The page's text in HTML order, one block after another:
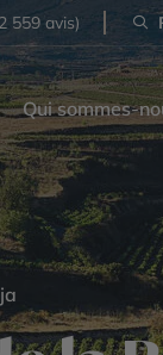
559 avis)
Qui sommes-